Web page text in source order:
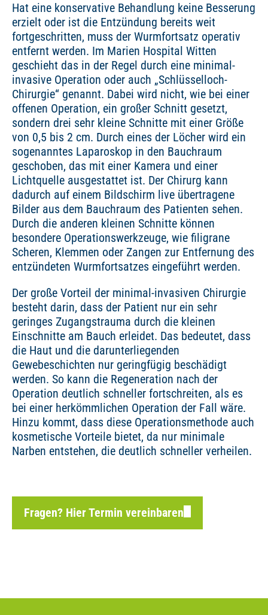
Hat eine konservative Behandlung keine Besserung
erzielt oder ist die Entzündung bereits weit
fortgeschritten, muss der Wurmfortsatz operativ
entfernt werden. Im Marien Hospital Witten
geschieht das in der Regel durch eine minimal-
invasive Operation oder auch „Schlüsselloch-
Chirurgie“ genannt. Dabei wird nicht, wie bei einer
offenen Operation, ein großer Schnitt gesetzt,
sondern drei sehr kleine Schnitte mit einer Größe
von 0,5 bis 2 cm. Durch eines der Löcher wird ein
sogenanntes Laparoskop in den Bauchraum
geschoben, das mit einer Kamera und einer
Lichtquelle ausgestattet ist. Der Chirurg kann
dadurch auf einem Bildschirm live übertragene
Bilder aus dem Bauchraum des Patienten sehen.
Durch die anderen kleinen Schnitte können
besondere Operationswerkzeuge, wie filigrane
Scheren, Klemmen oder Zangen zur Entfernung des
entzündeten Wurmfortsatzes eingeführt werden.
Der große Vorteil der minimal-invasiven Chirurgie
besteht darin, dass der Patient nur ein sehr
geringes Zugangstrauma durch die kleinen
Einschnitte am Bauch erleidet. Das bedeutet, dass
die Haut und die darunterliegenden
Gewebeschichten nur geringfügig beschädigt
werden. So kann die Regeneration nach der
Operation deutlich schneller fortschreiten, als es
bei einer herkömmlichen Operation der Fall wäre.
Hinzu kommt, dass diese Operationsmethode auch
kosmetische Vorteile bietet, da nur minimale
Narben entstehen, die deutlich schneller verheilen.
Fragen? Hier Termin vereinbaren